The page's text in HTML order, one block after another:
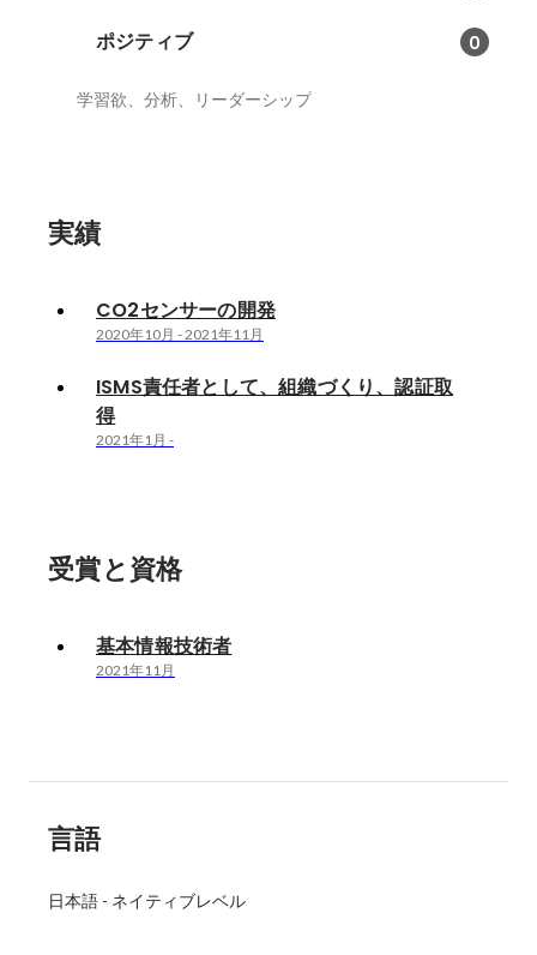
うにしました。 また、ファームウ
ンバーと協力し、どのようなデー
ポジティブ 0
学習欲、分析、リーダーシップ
実績
CO2センサーの開発
2020年10月 -2021年11月
ISMS責任者として、組織づくり、認証取
得
2021年1月 -
受賞と資格
基本情報技術者
2021年11月
言語
日本語 - ネイティブレベル